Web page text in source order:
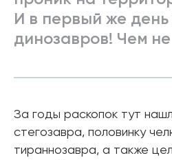
И в первый же
динозавров! Чем
За годы раскопок тут
стегозавра, половинку
тираннозавра, а также